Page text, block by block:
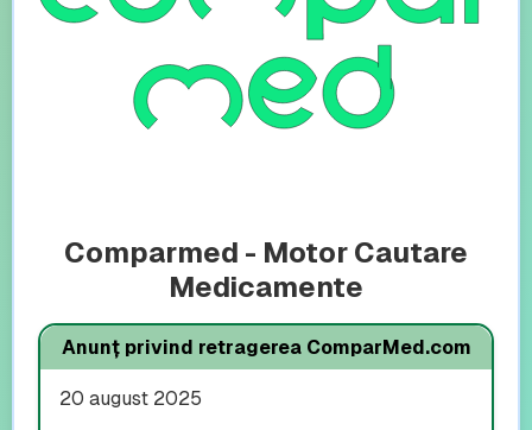
Comparmed - Motor Cautare
Medicamente
Anunț privind retragerea ComparMed.com
20 august 2025